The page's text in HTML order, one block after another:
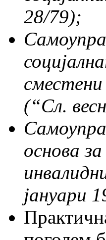
28/79);
(“Сл.
основа
јануари